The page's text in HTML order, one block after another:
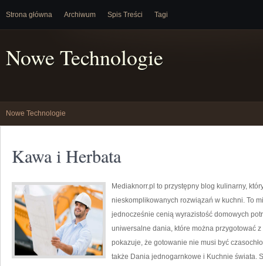
Strona główna Archiwum Spis Treści Tagi
Nowe Technologie
Nowe Technologie
Kawa i Herbata
Mediaknorr.pl to przystępny blog kulinarny,
nieskomplikowanych rozwiązań w kuchni. To
jednocześnie cenią wyrazistość domowych
uniwersalne dania, które można przygotować
pokazuje, że gotowanie nie musi być
także Dania jednogarnkowe i Kuchnie świata.